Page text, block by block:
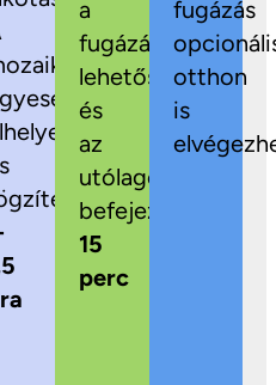
a
fugázási
lehetőségeket
és
az
utólagos
befejezést.
15
perc
fugázás
otthon
is